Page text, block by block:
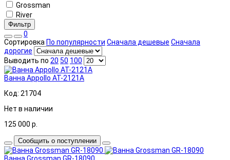
Grossman
River
Фильтр
0
Сортировка По популярности Сначала дешевые Сначала
дорогие
Выводить по 20 50 100
Ванна Appollo AT-2121А
Код: 21704
Нет в наличии
125 000 р.
Сообщить о поступлении
Ванна Grossman GR-18090